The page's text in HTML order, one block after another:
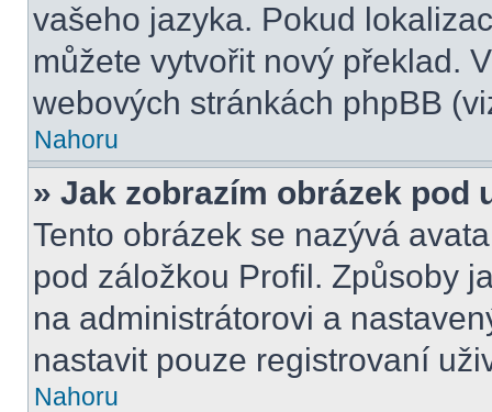
vašeho jazyka. Pokud
můžete vytvořit nový překlad.
webových stránkách phpBB
Nahoru
» Jak zobrazím obrázek pod
Tento obrázek se nazývá
pod záložkou Profil. Způsoby
na administrátorovi a
nastavit pouze registrovaní
Nahoru